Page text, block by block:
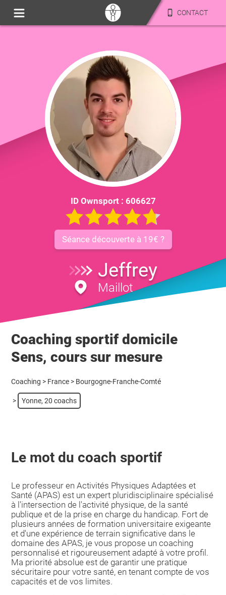
CONTACT
ID Ownsport : 606627
Séance découverte à 19€ ?
Jeffrey
Maillot
Coaching sportif domicile
Sens, cours sur mesure
Coaching > France > Bourgogne-Franche-Comté
> Yonne, 20 coachs
Le mot du coach sportif
Le professeur en Activités Physiques Adaptées et
Santé (APAS) est un expert pluridisciplinaire spécialisé
à l'intersection de l'activité physique, de la santé
publique et de la prise en charge du handicap. Fort de
plusieurs années de formation universitaire exigeante
et d'une expérience de terrain significative dans le
domaine des APAS, je vous propose un coaching
personnalisé et rigoureusement adapté à votre profil.
Ma priorité absolue est de garantir une pratique
sécuritaire pour votre santé, en tenant compte de vos
capacités et de vos limites.